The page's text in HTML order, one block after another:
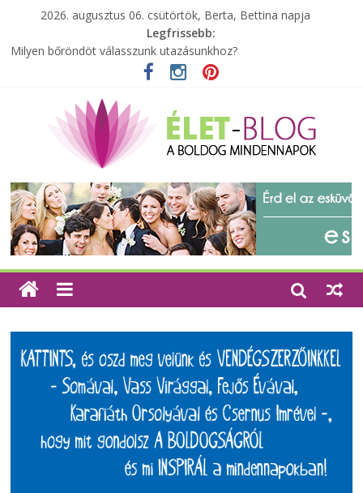
2026. augusztus 06. csütörtök, Berta, Bettina napja
Legfrissebb:
Milyen bőröndöt válasszunk utazásunkhoz?
Elérhető zöld energia mindenki számára
Különleges tömörfa ládák Indiából
A zöld forradalom: A mosó- és parfümtermékek környezetbarát
szempontjainak erősítése